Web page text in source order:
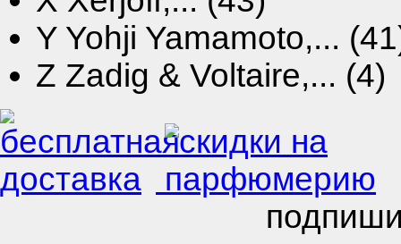
Y Yohji Yamamoto,...
Z Zadig & Voltaire,... (4)